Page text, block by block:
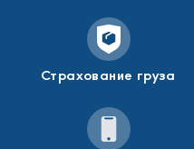
Страхование груза